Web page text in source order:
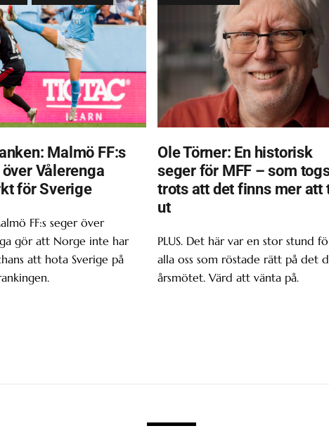
Malmö FF:s
Vålerenga
för Sverige
FF:s seger över
gör att Norge inte har
att hota Sverige på
Ole Törner: En historisk
seger för MFF – som
trots att det finns mer att
ut
PLUS. Det här var en stor stund
alla oss som röstade rätt på det
årsmötet. Värd att vänta på.